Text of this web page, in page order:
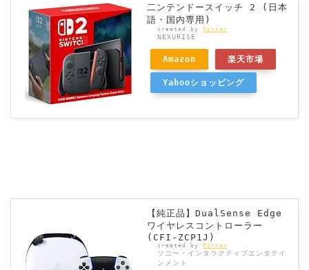
二ンテンドースイッチ 2 (日本
語・国内専用)
created by Rinker
NEXURISE
Amazon 楽天市場
Yahooショッピング
【純正品】DualSense Edge
ワイヤレスコントローラー
(CFI-ZCP1J)
created by Rinker
ソニー・インタラクティブエンタテイ
ンメント